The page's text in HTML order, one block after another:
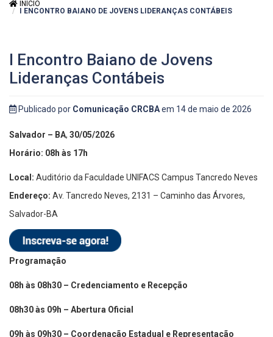
INÍCIO
I ENCONTRO BAIANO DE JOVENS LIDERANÇAS CONTÁBEIS
I Encontro Baiano de Jovens
Lideranças Contábeis
Publicado por Comunicação CRCBAem 14 de maio de 2026
Salvador – BA, 30/05/2026
Horário: 08h às 17h
Local: Auditório da Faculdade UNIFACS Campus Tancredo Neves
Endereço: Av. Tancredo Neves, 2131 – Caminho das Árvores,
Salvador-BA
Programação
08h às 08h30 – Credenciamento e Recepção
08h30 às 09h – Abertura Oficial
09h às 09h30 – Coordenação Estadual e Representação